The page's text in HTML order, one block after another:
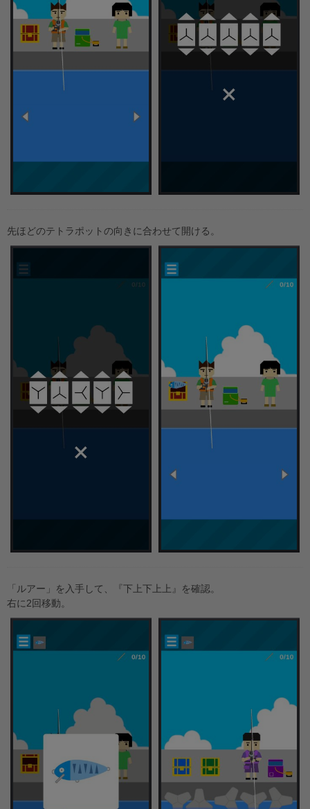
先ほどのテトラポットの向きに合わせて開ける。
「ルアー」を入手して、『下上下上上』を確認。
右に2回移動。